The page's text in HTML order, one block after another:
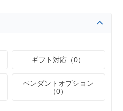
ギフト対応（0）
ペンダントオプション
（0）